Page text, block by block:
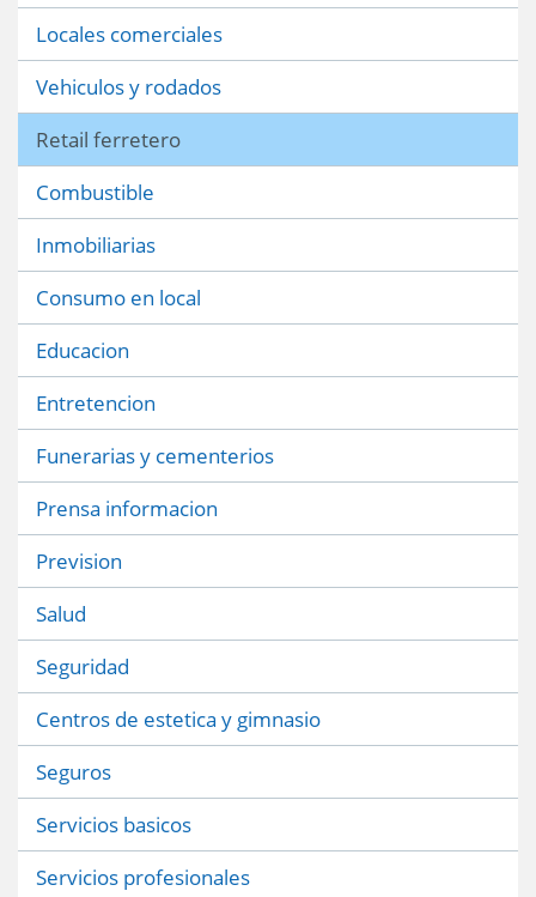
Locales comerciales
Vehiculos y rodados
Retail ferretero
Combustible
Inmobiliarias
Consumo en local
Educacion
Entretencion
Funerarias y cementerios
Prensa informacion
Prevision
Salud
Seguridad
Centros de estetica y gimnasio
Seguros
Servicios basicos
Servicios profesionales